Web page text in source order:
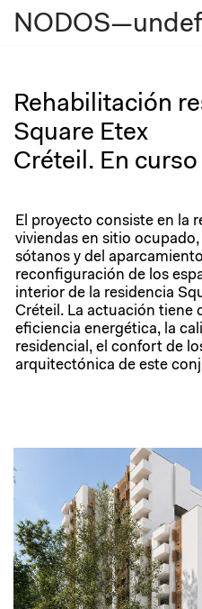
contenido
Rehabilitación
Square Etex
Créteil. En curso
El proyecto consiste en la
viviendas en sitio
sótanos y del
reconfiguración de los
interior de la residencia
Créteil. La actuación tiene
eficiencia energética, la
residencial, el confort de
arquitectónica de este